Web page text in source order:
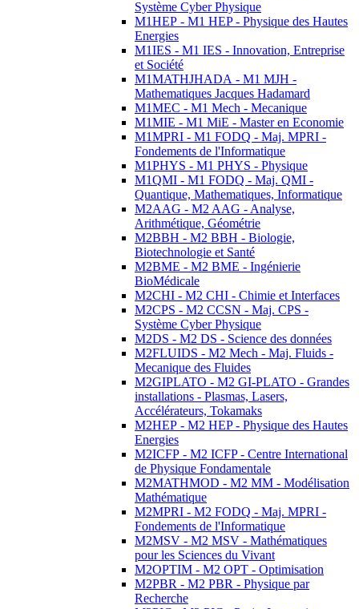
Système Cyber Physique
M1HEP - M1 HEP - Physique des Hautes
Energies
M1IES - M1 IES - Innovation, Entreprise
et Société
M1MATHJHADA - M1 MJH -
Mathematiques Jacques Hadamard
M1MEC - M1 Mech - Mecanique
M1MIE - M1 MiE - Master en Economie
M1MPRI - M1 FODQ - Maj. MPRI -
Fondements de l'Informatique
M1PHYS - M1 PHYS - Physique
M1QMI - M1 FODQ - Maj. QMI -
Quantique, Mathematiques, Informatique
M2AAG - M2 AAG - Analyse,
Arithmétique, Géométrie
M2BBH - M2 BBH - Biologie,
Biotechnologie et Santé
M2BME - M2 BME - Ingénierie
BioMédicale
M2CHI - M2 CHI - Chimie et Interfaces
M2CPS - M2 CCSN - Maj. CPS -
Système Cyber Physique
M2DS - M2 DS - Science des données
M2FLUIDS - M2 Mech - Maj. Fluids -
Mecanique des Fluides
M2GIPLATO - M2 GI-PLATO - Grandes
installations - Plasmas, Lasers,
Accélérateurs, Tokamaks
M2HEP - M2 HEP - Physique des Hautes
Energies
M2ICFP - M2 ICFP - Centre International
de Physique Fondamentale
M2MATHMOD - M2 MM - Modélisation
Mathématique
M2MPRI - M2 FODQ - Maj. MPRI -
Fondements de l'Informatique
M2MSV - M2 MSV - Mathématiques
pour les Sciences du Vivant
M2OPTIM - M2 OPT - Optimisation
M2PBR - M2 PBR - Physique par
Recherche